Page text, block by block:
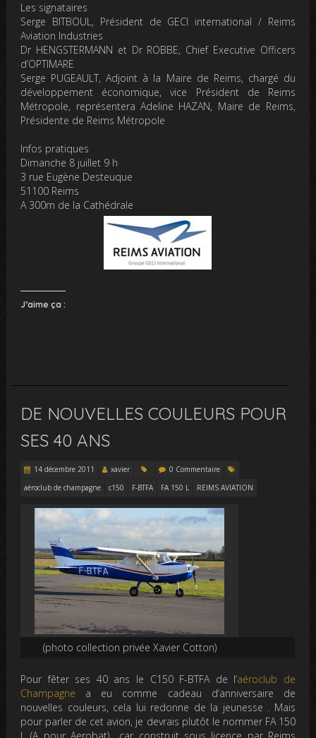
Les signataires
Serge BITBOUL, Président de GECI international / Reims
Aviation Industries
Dr HENGSTERMANN et Dr ROBBE, Chief Executive Officers
d’OPTIMARE
Serge PUGEAULT, Adjoint à la Maire de Reims, chargé du
développement économique, vice Président de Reims
Métropole, représentera Adeline HAZAN, Maire de Reims,
Présidente de Reims Métropole
Infos pratiques
Dimanche 8 juillet 9 h
3 rue Eugène Desteuque
51100 Reims
A 300m de la Cathédrale
J’aime ça :
DE NOUVELLES COULEURS POUR
SES 40 ANS
14 décembre 2011 xavier
0 Commentaire
aéroclub de champagne
c150 F-BTFA FA 150 L REIMS AVIATION
(photo collection privée Xavier Cotton)
Pour fêter ses 40 ans le C150 F-BTFA de l’aéroclub de
Champagne a eu comme cadeau d’anniversaire de
nouvelles couleurs, cela lui redonne de la jeunesse . Mais
pour parler de cet avion, je devrais plutôt le nommer FA 150